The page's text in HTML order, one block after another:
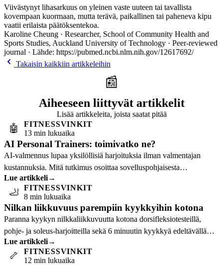
Viivästynyt lihasarkuus on yleinen vaste uuteen tai tavallista
kovempaan kuormaan, mutta terävä, paikallinen tai paheneva kipu
vaatii erilaista päätöksentekoa.
Karoline Cheung · Researcher, School of Community Health and
Sports Studies, Auckland University of Technology · Peer-reviewed
journal · Lähde: https://pubmed.ncbi.nlm.nih.gov/12617692/
Takaisin kaikkiin artikkeleihin
📰
Aiheeseen liittyvät artikkelit
Lisää artikkeleita, joista saatat pitää
🤖
FITNESSVINKIT
13 min lukuaika
AI Personal Trainers: toimivatko ne?
AI-valmennus lupaa yksilöllisiä harjoituksia ilman valmentajan
kustannuksia. Mitä tutkimus osoittaa sovelluspohjaisesta
kuntoiluohjelmoinnista ja kuka hyötyy…
Lue artikkeli→
🦶
FITNESSVINKIT
8 min lukuaika
Nilkan liikkuvuus parempiin kyykkyihin kotona
Paranna kyykyn nilkkaliikkuvuutta kotona dorsifleksiotesteillä,
pohje- ja soleus-harjoitteilla sekä 6 minuutin kyykkyä edeltävällä
rutiinilla.
Lue artikkeli→
🦴
FITNESSVINKIT
12 min lukuaika